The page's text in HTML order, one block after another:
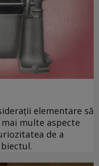
elementare să
multe aspecte
de a